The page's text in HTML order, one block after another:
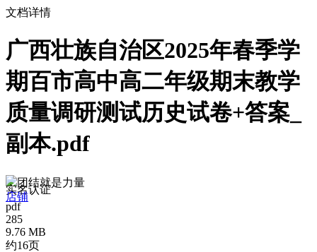
文档详情
广西壮族自治区2025年春季学
期百市高中高二年级期末教学
质量调研测试历史试卷+答案_
副本.pdf
团结就是力量
实名认证
店铺
pdf
285
9.76 MB
约16页